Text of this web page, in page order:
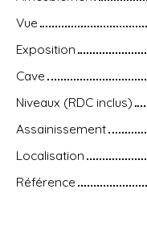
Vue
Exposition
Cave
Niveaux (RDC inclus)
Assainissement
Localisation
Référence